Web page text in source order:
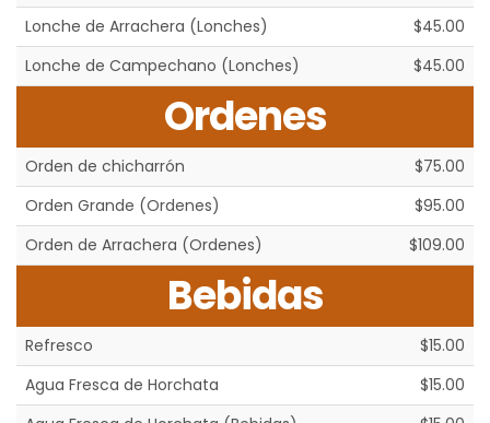
Lonche de Arrachera (Lonches)
$45.00
Lonche de Campechano (Lonches)
$45.00
Ordenes
Orden de chicharrón
$75.00
Orden Grande (Ordenes)
$95.00
Orden de Arrachera (Ordenes)
$109.00
Bebidas
Refresco
$15.00
Agua Fresca de Horchata
$15.00